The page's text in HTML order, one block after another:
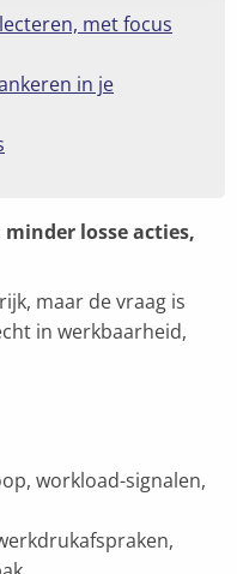
met focus
in je
losse acties,
maar de vraag is
in werkbaarheid,
workload-signalen,